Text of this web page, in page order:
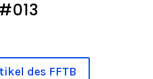
des FFTB